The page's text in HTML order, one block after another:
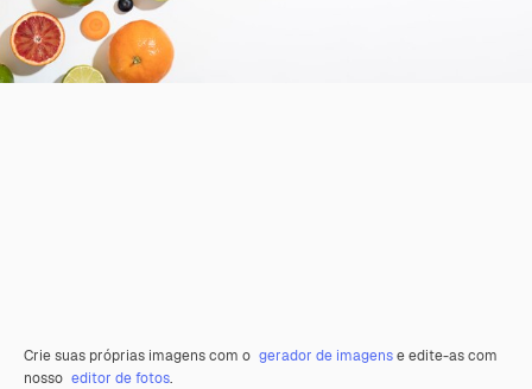
Crie suas próprias imagens com o gerador de imagense edite-as com
nosso editor de fotos.